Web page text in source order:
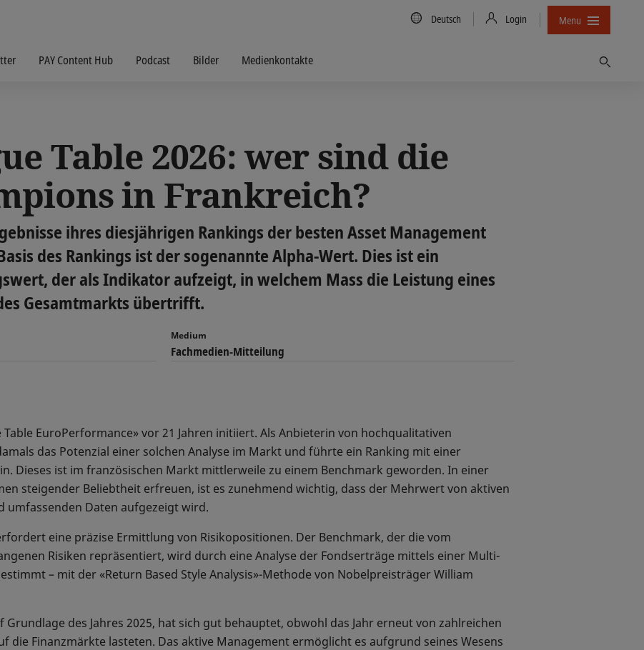
Country/Language
Deutsch Login Menu
PAY Content Hub Podcast Bilder Medienkontakte
Table 2026: wer sind die
in Frankreich?
ihres diesjährigen Rankings der besten Asset Management
des Rankings ist der sogenannte Alpha-Wert. Dies ist ein
der als Indikator aufzeigt, in welchem Mass die Leistung eines
Gesamtmarkts übertrifft.
Medium
Fachmedien-Mitteilung
Table EuroPerformance» vor 21 Jahren initiiert. Als Anbieterin von hochqualitativen
das Potenzial einer solchen Analyse im Markt und führte ein Ranking mit einer
Dieses ist im französischen Markt mittlerweile zu einem Benchmark geworden. In einer
steigender Beliebtheit erfreuen, ist es zunehmend wichtig, dass der Mehrwert von aktiven
Daten aufgezeigt wird.
eine präzise Ermittlung von Risikopositionen. Der Benchmark, der die vom
Risiken repräsentiert, wird durch eine Analyse der Fondserträge mittels einer Multi-
– mit der «Return Based Style Analysis»-Methode von Nobelpreisträger William
Grundlage des Jahres 2025, hat sich gut behauptet, obwohl das Jahr erneut von zahlreichen
die Finanzmärkte lasteten. Das aktive Management ermöglicht es aufgrund seines Wesens